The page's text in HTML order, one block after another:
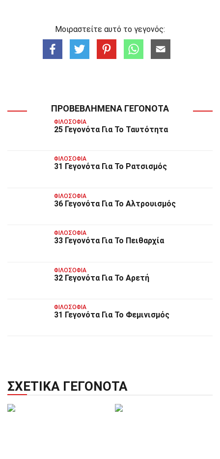
Μοιραστείτε αυτό το γεγονός:
ΠΡΟΒΕΒΛΗΜΈΝΑ ΓΕΓΟΝΌΤΑ
ΦΙΛΟΣΟΦΊΑ
25 Γεγονότα Για Το Ταυτότητα
ΦΙΛΟΣΟΦΊΑ
31 Γεγονότα Για Το Ρατσισμός
ΦΙΛΟΣΟΦΊΑ
36 Γεγονότα Για Το Αλτρουισμός
ΦΙΛΟΣΟΦΊΑ
33 Γεγονότα Για Το Πειθαρχία
ΦΙΛΟΣΟΦΊΑ
32 Γεγονότα Για Το Αρετή
ΦΙΛΟΣΟΦΊΑ
31 Γεγονότα Για Το Φεμινισμός
ΣΧΕΤΙΚΆ ΓΕΓΟΝΌΤΑ